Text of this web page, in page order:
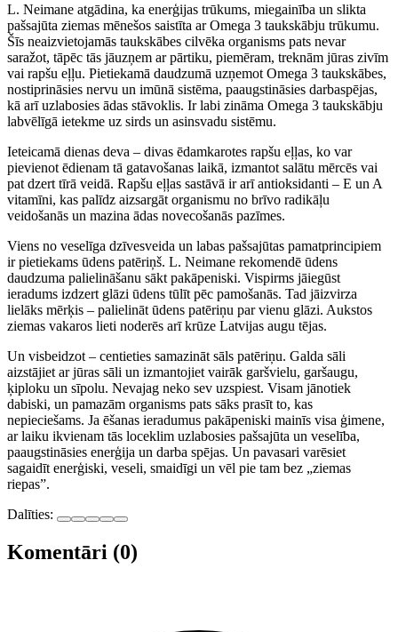
L. Neimane atgādina, ka enerģijas trūkums, miegainība un slikta
pašsajūta ziemas mēnešos saistīta ar Omega 3 taukskābju trūkumu.
Šīs neaizvietojamās taukskābes cilvēka organisms pats nevar
saražot, tāpēc tās jāuzņem ar pārtiku, piemēram, treknām jūras zivīm
vai rapšu eļļu. Pietiekamā daudzumā uzņemot Omega 3 taukskābes,
nostiprināsies nervu un imūnā sistēma, paaugstināsies darbaspējas,
kā arī uzlabosies ādas stāvoklis. Ir labi zināma Omega 3 taukskābju
labvēlīgā ietekme uz sirds un asinsvadu sistēmu.
Ieteicamā dienas deva – divas ēdamkarotes rapšu eļļas, ko var
pievienot ēdienam tā gatavošanas laikā, izmantot salātu mērcēs vai
pat dzert tīrā veidā. Rapšu eļļas sastāvā ir arī antioksidanti – E un A
vitamīni, kas palīdz aizsargāt organismu no brīvo radikāļu
veidošanās un mazina ādas novecošanās pazīmes.
Viens no veselīga dzīvesveida un labas pašsajūtas pamatprincipiem
ir pietiekams ūdens patēriņš. L. Neimane rekomendē ūdens
daudzuma palielināšanu sākt pakāpeniski. Vispirms jāiegūst
ieradums izdzert glāzi ūdens tūlīt pēc pamošanās. Tad jāizvirza
lielāks mērķis – palielināt ūdens patēriņu par vienu glāzi. Aukstos
ziemas vakaros lieti noderēs arī krūze Latvijas augu tējas.
Un visbeidzot – centieties samazināt sāls patēriņu. Galda sāli
aizstājiet ar jūras sāli un izmantojiet vairāk garšvielu, garšaugu,
ķiploku un sīpolu. Nevajag neko sev uzspiest. Visam jānotiek
dabiski, un pamazām organisms pats sāks prasīt to, kas
nepieciešams. Ja ēšanas ieradumus pakāpeniski mainīs visa ģimene,
ar laiku ikvienam tās loceklim uzlabosies pašsajūta un veselība,
paaugstināsies enerģija un darba spējas. Un pavasari varēsiet
sagaidīt enerģiski, veseli, smaidīgi un vēl pie tam bez „ziemas
riepas”.
Dalīties:
Komentāri (0)